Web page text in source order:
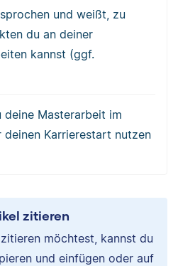
und weißt, zu
du an deiner
kannst (ggf.
deine Masterarbeit im
deinen Karrierestart nutzen
zitieren
möchtest, kannst du
und einfügen oder auf